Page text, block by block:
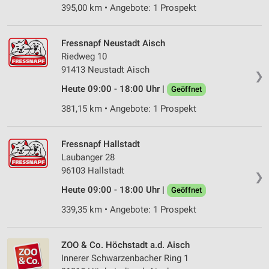
395,00 km • Angebote: 1 Prospekt
❯
Fressnapf Neustadt Aisch
Riedweg 10
91413 Neustadt Aisch
Heute 09:00 - 18:00 Uhr |
Geöffnet
381,15 km • Angebote: 1 Prospekt
❯
Fressnapf Hallstadt
Laubanger 28
96103 Hallstadt
Heute 09:00 - 18:00 Uhr |
Geöffnet
339,35 km • Angebote: 1 Prospekt
ZOO & Co. Höchstadt a.d. Aisch
Innerer Schwarzenbacher Ring 1
Verwendung von Profilen zur Auswahl
Erstellung von Profilen zur Personalisierung
von Inhalten
personalisierter Inhalte
Messung der Werbeleistung
Messung der Performance von Inhalten
Analyse von Zielgruppen durch Statistiken oder
Kombinationen von Daten aus verschiedenen
Entwicklung und Verbesserung der Angebote
Inhalten
IAB-Besonderheiten: